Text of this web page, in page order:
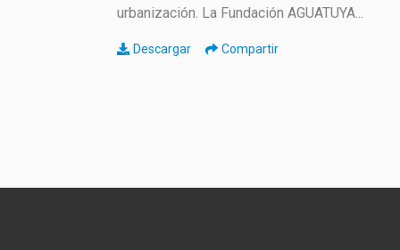
urbanización. La Fundación AGUATUYA...
Descargar Compartir